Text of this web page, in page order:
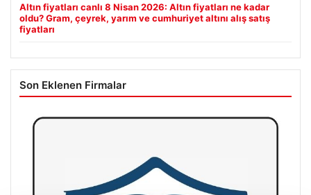
Altın fiyatları canlı 8 Nisan 2026: Altın fiyatları ne kadar
oldu? Gram, çeyrek, yarım ve cumhuriyet altını alış satış
fiyatları
Son Eklenen Firmalar